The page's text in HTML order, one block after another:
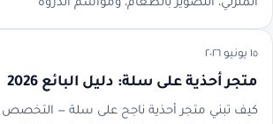
المنزلي، التصوير بالطعام، ومواسم الذروة
١٥ يونيو ٢٠٢٦
متجر أحذية على سلة: دليل البائع 2026
كيف تبني متجر أحذية ناجح على سلة — التخصص